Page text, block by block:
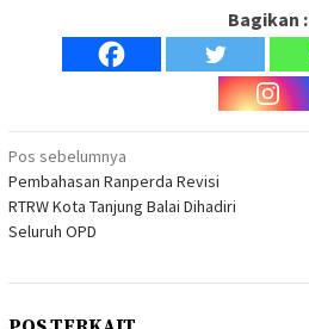
Bagikan :
Navigasi
pos
Pos sebelumnya
Pembahasan Ranperda Revisi
RTRW Kota Tanjung Balai Dihadiri
Seluruh OPD